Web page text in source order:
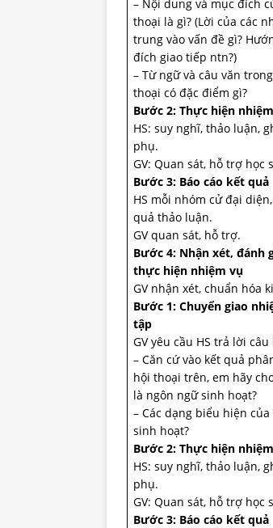
– Nội dung và mục đích
thoại là gì? (Lời của các
trung vào vấn đề gì?
đích giao tiếp ntn?)
– Từ ngữ và câu văn
thoại có đặc điểm gì?
Bước 2: Thực hiện
HS: suy nghĩ, thảo luận,
phụ.
GV: Quan sát, hỗ trợ học
Bước 3: Báo cáo kết quả
HS mỗi nhóm cử đại
quả thảo luận.
GV quan sát, hỗ trợ.
Bước 4: Nhận xét, đánh
thực hiện nhiệm vụ
GV nhận xét, chuẩn hóa
Bước 1: Chuyển giao
tập
GV yêu cầu HS trả lời câu
– Căn cứ vào kết quả
hội thoại trên, em hãy
là ngôn ngữ sinh hoạt?
– Các dạng biểu hiện
sinh hoạt?
Bước 2: Thực hiện
HS: suy nghĩ, thảo luận,
phụ.
GV: Quan sát, hỗ trợ học
Bước 3: Báo cáo kết quả